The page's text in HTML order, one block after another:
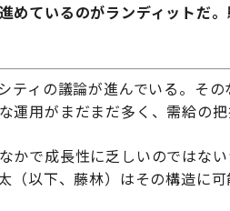
めているのがランディットだ
ティの議論が進んでいる。そ
運用がまだまだ多く、需給の把
かで成長性に乏しいのではな
（以下、藤林）はその構造に可